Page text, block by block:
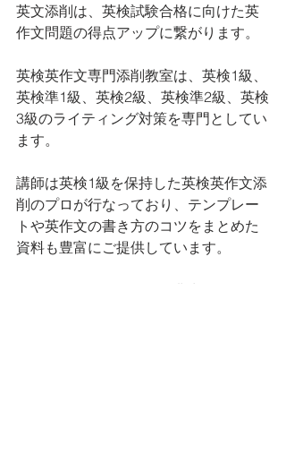
英文添削は、英検試験合格に向けた英
作文問題の得点アップに繋がります。
英検英作文専門添削教室は、英検1級、
英検準1級、英検2級、英検準2級、英検
3級のライティング対策を専門としてい
ます。
講師は英検1級を保持した英検英作文添
削のプロが行なっており、テンプレー
トや英作文の書き方のコツをまとめた
資料も豊富にご提供しています。
コストパフォーマンスに非常に優れ、